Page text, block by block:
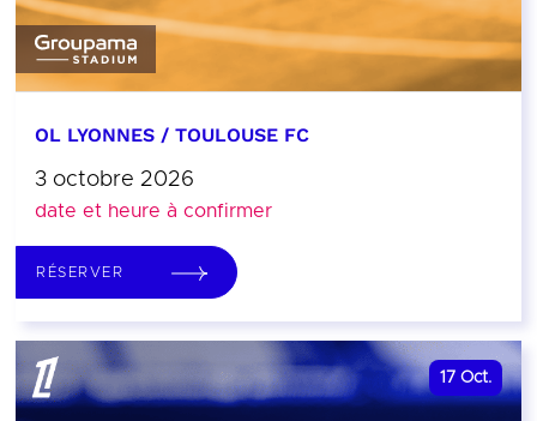
OL LYONNES / TOULOUSE FC
3 octobre 2026
date et heure à confirmer
RÉSERVER
17 Oct.